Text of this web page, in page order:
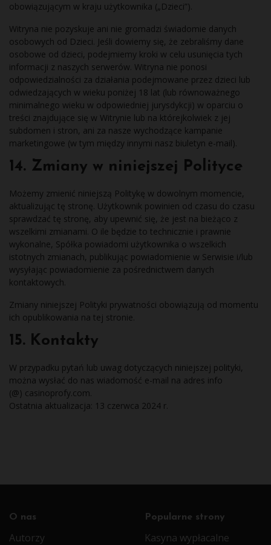
obowiązującym w kraju użytkownika („Dzieci”).
Witryna nie pozyskuje ani nie gromadzi świadomie danych
osobowych od Dzieci. Jeśli dowiemy się, że zebraliśmy dane
osobowe od dzieci, podejmiemy kroki w celu usunięcia tych
informacji z naszych serwerów. Witryna nie ponosi
odpowiedzialności za działania podejmowane przez dzieci lub
odwiedzających w wieku poniżej 18 lat (lub równoważnego
minimalnego wieku w odpowiedniej jurysdykcji) w oparciu o
treści znajdujące się w Witrynie lub na którejkolwiek z jej
subdomen i stron, ani za nasze wychodzące kampanie
marketingowe (w tym między innymi nasz biuletyn e-mail).
14. Zmiany w niniejszej Polityce
Możemy zmienić niniejszą Politykę w dowolnym momencie,
aktualizując tę stronę. Użytkownik powinien od czasu do czasu
sprawdzać tę stronę, aby upewnić się, że jest na bieżąco z
wszelkimi zmianami. O ile będzie to technicznie i prawnie
wykonalne, Spółka powiadomi użytkownika o wszelkich
istotnych zmianach, publikując powiadomienie w Serwisie i/lub
wysyłając powiadomienie za pośrednictwem danych
kontaktowych.
Zmiany niniejszej Polityki prywatności obowiązują od momentu
ich opublikowania na tej stronie.
15. Kontakty
W przypadku pytań lub uwag dotyczących niniejszej polityki,
można wysłać do nas wiadomość e-mail na adres info
(@) casinoprofy.com.
Ostatnia aktualizacja: 13 czerwca 2024 r.
O nas
Autorzy
Popularne strony
Kasyna wypłacalne